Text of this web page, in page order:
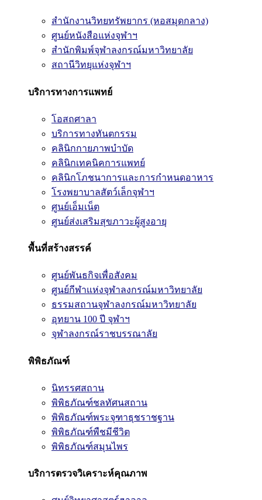
สำนักงานวิทยทรัพยากร (หอสมุดกลาง)
ศูนย์หนังสือแห่งจุฬาฯ
สำนักพิมพ์จุฬาลงกรณ์มหาวิทยาลัย
สถานีวิทยุแห่งจุฬาฯ
บริการทางการแพทย์
โอสถศาลา
บริการทางทันตกรรม
คลินิกกายภาพบำบัด
คลินิกเทคนิคการแพทย์
คลินิกโภชนาการและการกำหนดอาหาร
โรงพยาบาลสัตว์เล็กจุฬาฯ
ศูนย์เอ็มเน็ต
ศูนย์ส่งเสริมสุขภาวะผู้สูงอายุ
พื้นที่สร้างสรรค์
ศูนย์พันธกิจเพื่อสังคม
ศูนย์กีฬาแห่งจุฬาลงกรณ์มหาวิทยาลัย
ธรรมสถานจุฬาลงกรณ์มหาวิทยาลัย
อุทยาน 100 ปี จุฬาฯ
จุฬาลงกรณ์ราชบรรณาลัย
พิพิธภัณฑ์
นิทรรศสถาน
พิพิธภัณฑ์ชลทัศนสถาน
พิพิธภัณฑ์พระจุฑาธุชราชฐาน
พิพิธภัณฑ์พืชมีชีวิต
พิพิธภัณฑ์สมุนไพร
บริการตรวจวิเคราะห์คุณภาพ